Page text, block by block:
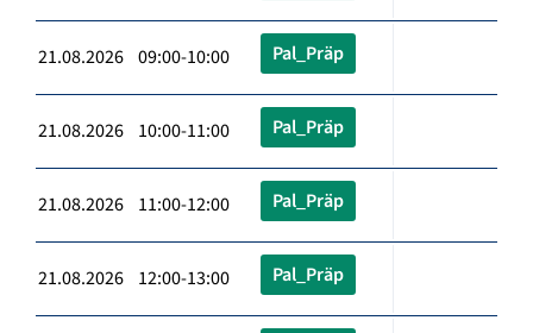
21.08.2026 09:00-10:00 Pal_Präp
21.08.2026 10:00-11:00 Pal_Präp
21.08.2026 11:00-12:00 Pal_Präp
21.08.2026 12:00-13:00 Pal_Präp